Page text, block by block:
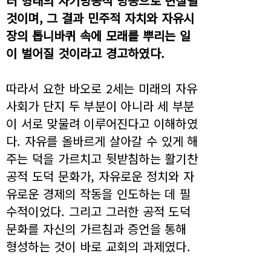
것이며, 그 결과 민주적 자치와 자유시
장의 톱니바퀴 속에 모래를 뿌리는 일
이 벌어질 것이라고 경고하였다.
따라서 요한 바오로 2세는 미래의 자유
사회가 단지 두 부분이 아니라 세 부분
이 서로 맞물려 이루어진다고 이해하였
다. 자유를 올바르게 살아갈 수 있게 해
주는 덕을 가르치고 뒷받침하는 활기찬
공적 도덕 문화가, 자유로운 정치와 자
유로운 경제의 작동을 인도하는 데 필
수적이었다. 그리고 그러한 공적 도덕
문화를 자신의 가르침과 증언을 통해
형성하는 것이 바로 교회의 과제였다.